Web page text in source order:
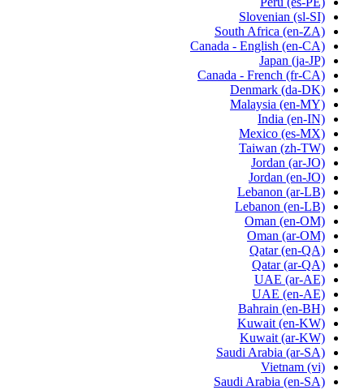
Slovenian (sl-SI)
South Africa (en-ZA)
Canada - English (en-CA)
Japan (ja-JP)
Canada - French (fr-CA)
Denmark (da-DK)
Malaysia (en-MY)
India (en-IN)
Mexico (es-MX)
Taiwan (zh-TW)
Jordan (ar-JO)
Jordan (en-JO)
Lebanon (ar-LB)
Lebanon (en-LB)
Oman (en-OM)
Oman (ar-OM)
Qatar (en-QA)
Qatar (ar-QA)
UAE (ar-AE)
UAE (en-AE)
Bahrain (en-BH)
Kuwait (en-KW)
Kuwait (ar-KW)
Saudi Arabia (ar-SA)
Vietnam (vi)
Saudi Arabia (en-SA)